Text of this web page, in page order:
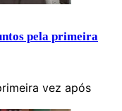
pela primeira
vez após